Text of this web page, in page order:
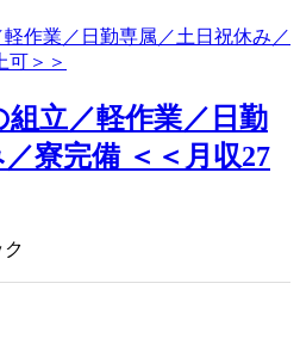
立／軽作業／日勤
寮完備 ＜＜月収27